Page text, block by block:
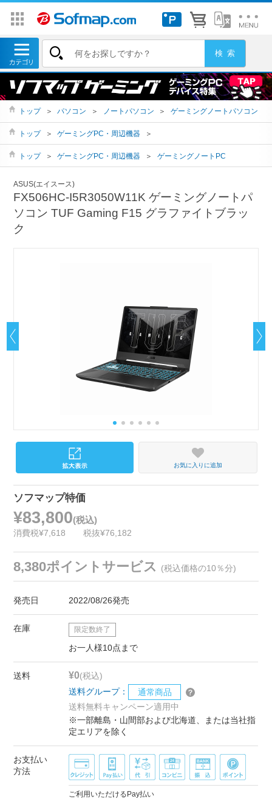
トップ ＞ パソコン ＞ ノートパソコン ＞ ゲーミングノートパソコン
トップ ＞ ゲーミングPC・周辺機器 ＞
トップ ＞ ゲーミングPC・周辺機器 ＞ ゲーミングノートPC
ASUS(エイスース)
FX506HC-I5R3050W11K ゲーミングノートパ
ソコン TUF Gaming F15 グラファイトブラッ
ク
お気に入りに追加
ソフマップ特価
¥83,800(税込)
消費税¥7,618 税抜¥76,182
8,380ポイントサービス (税込価格の10％分)
発売日 2022/08/26発売
在庫 限定数終了
お一人様10点まで
送料 ¥0(税込)
送料グループ：
通常商品
送料無料キャンペーン適用中
※一部離島・山間部および北海道、または当社指
定エリアを除く
お支払い
方法
ご利用いただけるPay払い